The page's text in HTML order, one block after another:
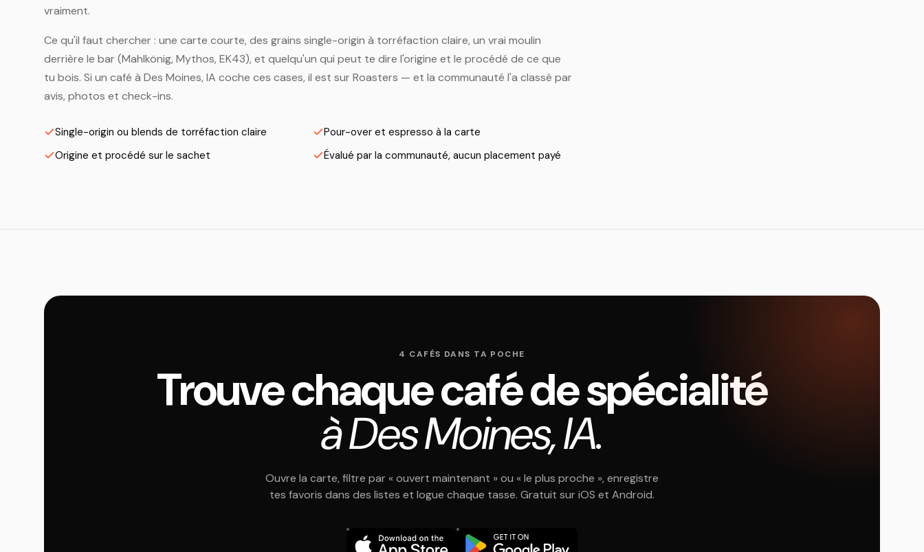
vraiment.
Ce qu'il faut chercher : une carte courte, des grains single-origin à torréfaction claire, un vrai moulin
derrière le bar (Mahlkönig, Mythos, EK43), et quelqu'un qui peut te dire l'origine et le procédé de ce que
tu bois. Si un café à Des Moines, IA coche ces cases, il est sur Roasters — et la communauté l'a classé par
avis, photos et check-ins.
Single-origin ou blends de torréfaction claire
Pour-over et espresso à la carte
Origine et procédé sur le sachet
Évalué par la communauté, aucun placement payé
4 CAFÉS DANS TA POCHE
Trouve chaque café de spécialité
à Des Moines, IA.
Ouvre la carte, filtre par « ouvert maintenant » ou « le plus proche », enregistre
tes favoris dans des listes et logue chaque tasse. Gratuit sur iOS et Android.